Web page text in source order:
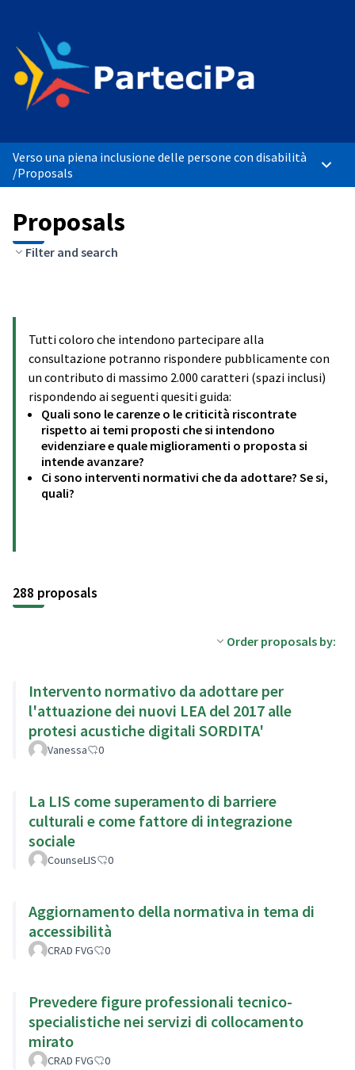
Verso una piena inclusione delle persone con disabilità
/Proposals Main
Proposals
Filter and search
Tutti coloro che intendono partecipare alla
consultazione potranno rispondere pubblicamente con
un contributo di massimo 2.000 caratteri (spazi inclusi)
rispondendo ai seguenti quesiti guida:
Quali sono le carenze o le criticità riscontrate
rispetto ai temi proposti che si intendono
evidenziare e quale miglioramenti o proposta si
intende avanzare?
Ci sono interventi normativi che da adottare? Se si,
quali?
288 proposals
Order proposals by:
Intervento normativo da adottare per
l'attuazione dei nuovi LEA del 2017 alle
protesi acustiche digitali SORDITA'
Vanessa 0
La LIS come superamento di barriere
culturali e come fattore di integrazione
sociale
CounseLIS 0
Aggiornamento della normativa in tema di
accessibilità
CRAD FVG 0
Prevedere figure professionali tecnico-
specialistiche nei servizi di collocamento
mirato
CRAD FVG 0